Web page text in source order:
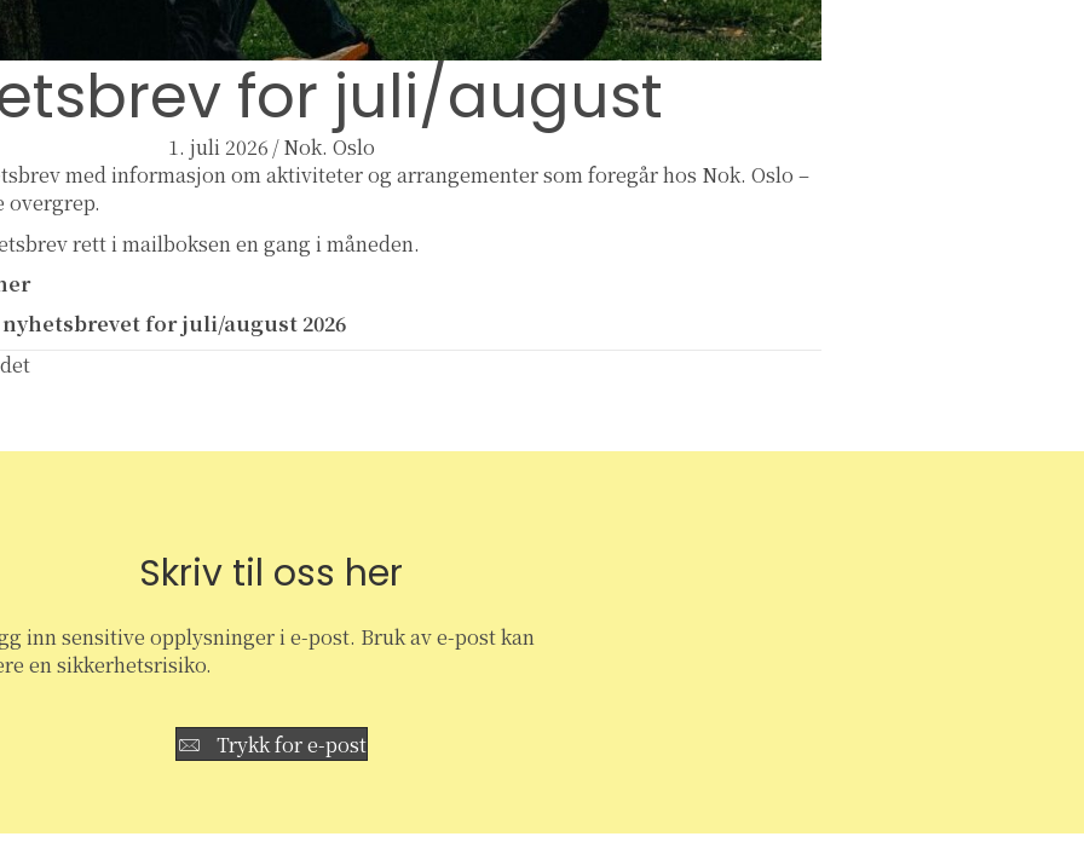
for juli/august
1. juli 2026 /Nok. Oslo
med informasjon om aktiviteter og arrangementer som foregår hos Nok. Oslo –
overgrep.
rett i mailboksen en gang i måneden.
for juli/august 2026
Skriv til oss her
inn sensitive opplysninger i e-post. Bruk av e-post kan
en sikkerhetsrisiko.
Trykk for e-post